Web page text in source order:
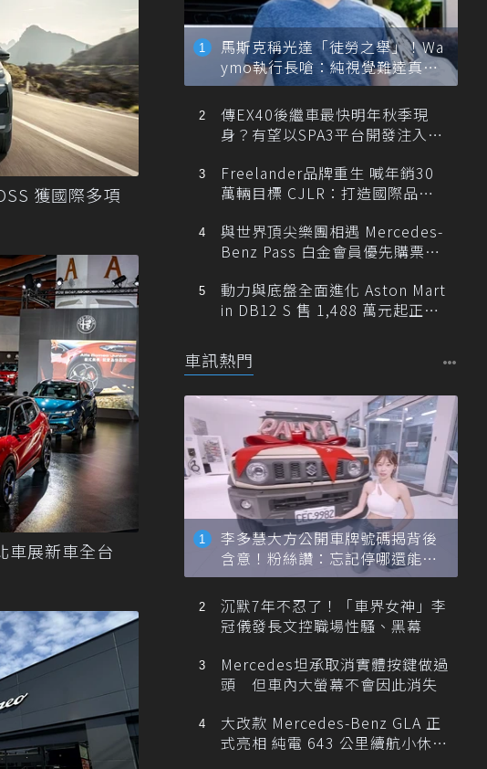
獲國際多項
車展新車全台
馬斯克稱光達「徒勞之舉」！Wa
ymo執行長嗆：純視覺難達真正
自動駕駛
傳EX40後繼車最快明年秋季現
身？有望以SPA3平台開發注入80
Freelander品牌重生 喊年銷30
萬輛目標 CJLR：打造國際品牌
與世界頂尖樂團相遇 Mercedes-
Benz Pass 白金會員優先購票維
動力與底盤全面進化 Aston Mart
in DB12 S 售 1,488 萬元起正式
車訊熱門
李多慧大方公開車牌號碼揭背後
含意！粉絲讚：忘記停哪還能幫
忙找車
沉默7年不忍了！「車界女神」李
冠儀發長文控職場性騷、黑幕
Mercedes坦承取消實體按鍵做過
頭 但車內大螢幕不會因此消失
大改款 Mercedes-Benz GLA 正
式亮相 純電 643 公里續航小休